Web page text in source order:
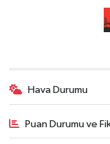
Hava Durumu
Puan Durumu ve